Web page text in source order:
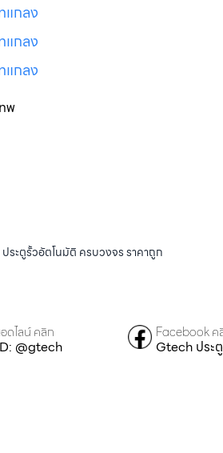
แกลง
แกลง
แกลง
พ
ระตูรั้วอัตโนมัติ ครบวงจร ราคาถูก
ดไลน์ คลิก
@gtech
Facebook ค
Gtech ประ